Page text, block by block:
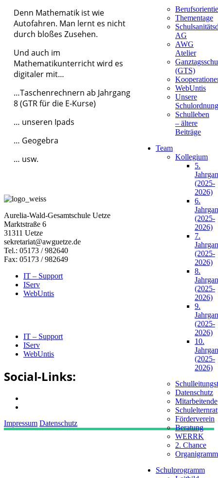
Thementage
AG
AWG
Atelier
(GTS)
WebUntis
Unsere
Schulordnung
Schulleben
– ältere
Beiträge
Team
Kollegium
5.
(2025-
2026)
6.
(2025-
2026)
7.
(2025-
2026)
8.
(2025-
2026)
9.
(2025-
2026)
10.
(2025-
2026)
Datenschutz
Mitarbeitende
Schulelternrat
Förderverein
Beratung
WERRK
2. Chance
Organigramm
Schulprogramm
Fördern und Fordern
Die richtige Schule für mein Kind?
Schule 2030
Denn Mathematik ist wie
Autofahren. Man lernt es nicht
durch bloßes Zusehen.
Und auch im
Mathematikunterricht wird es
digitaler mit…
…Taschenrechnern ab Jahrgang
8 (GTR für die E-Kurse)
… unseren Ipads
… Geogebra
… usw.
Aurelia-Wald-Gesamtschule Uetze
Marktstraße 6
31311 Uetze
sekretariat@awguetze.de
Tel.: 05173 / 982640
Fax: 05173 / 982649
IT – Support
IServ
WebUntis
IT – Support
IServ
WebUntis
Social-Links:
Impressum Datenschutz